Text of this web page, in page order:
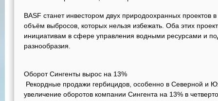
BASF станет инвестором двух природоохранных проектов
объём выбросов, которых нельзя избежать. Оба этих
инициативам в сфере управления водными ресурсами и
разнообразия.
Оборот Сингенты вырос на 13%
Рекордные продажи гербицидов, особенно в Северной и
увеличение оборотов компании Сингента на 13% в